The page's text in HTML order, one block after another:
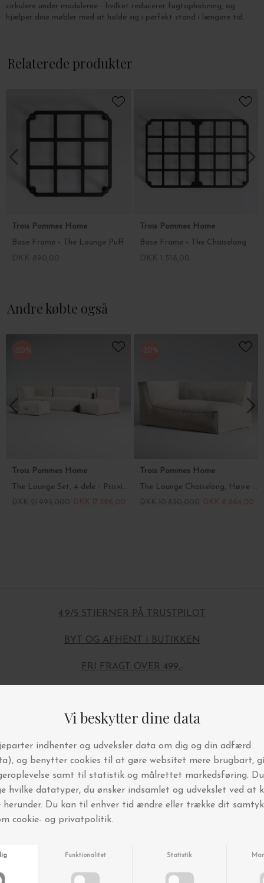
cirkulere under modulerne - hvilket reducerer fugtophobning, og
hjælper dine møbler med at holde sig i perfekt stand i længere tid.
ekstra stabilitet.
Relaterede produkter
Trois Pommes Home
Base Frame - The Lounge Puff
Trois Pommes Home
Base Frame - The Chaiselong
Andre købte også
-20%
Trois Pommes Home
The Lounge Set, 4 dele - Prisvinder!
-20%
Trois Pommes Home
The Lounge Chaiselong, Højre arm - Prisvinder!
4.9/5 STJERNER PÅ TRUSTPILOT
BYT OG AFHENT I BUTIKKEN
FRI FRAGT OVER 499,-
Andre købte også
-20% -20%